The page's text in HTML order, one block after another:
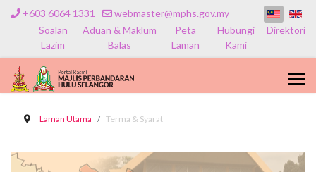
+603 6064 1331
webmaster@mphs.gov.my
Soalan
Lazim
Aduan & Maklum
Balas
Peta
Laman
Hubungi
Kami
Direktori
Laman Utama Terma & Syarat